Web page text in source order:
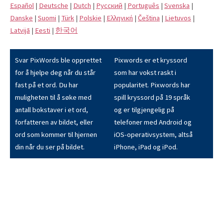
Español | Deutsche | Dutch | Pусский | Português | Svenska |
Danske | Suomi | Türk | Polskie | Eλληνική | Čeština | Lietuvos |
Latvijā | Eesti | 한국어
Svar PixWords ble opprettet
for å hjelpe deg når du står
fast på et ord. Du har
muligheten til å søke med
antall bokstaver i et ord,
forfatteren av bildet, eller
ord som kommer til hjernen
din når du ser på bildet.
Pixwords er et kryssord
som har vokst raskt i
popularitet. Pixwords har
spill kryssord på 19 språk
og er tilgjengelig på
telefoner med Android og
iOS-operativsystem, altså
iPhone, iPad og iPod.